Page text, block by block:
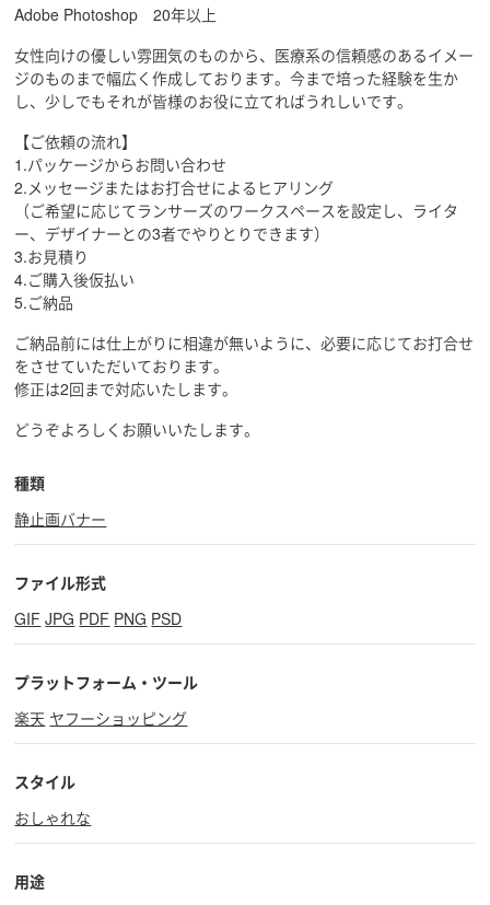
Adobe Photoshop 20年以上
女性向けの優しい雰囲気のものから、医療系の信頼感のあるイメー
ジのものまで幅広く作成しております。今まで培った経験を生か
し、少しでもそれが皆様のお役に立てればうれしいです。
【ご依頼の流れ】
1.パッケージからお問い合わせ
2.メッセージまたはお打合せによるヒアリング
（ご希望に応じてランサーズのワークスペースを設定し、ライタ
ー、デザイナーとの3者でやりとりできます）
3.お見積り
4.ご購入後仮払い
5.ご納品
ご納品前には仕上がりに相違が無いように、必要に応じてお打合せ
をさせていただいております。
修正は2回まで対応いたします。
どうぞよろしくお願いいたします。
種類
静止画バナー
ファイル形式
GIF JPG PDF PNG PSD
プラットフォーム・ツール
楽天 ヤフーショッピング
スタイル
おしゃれな
用途